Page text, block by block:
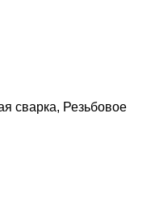
сварка, Резьбовое